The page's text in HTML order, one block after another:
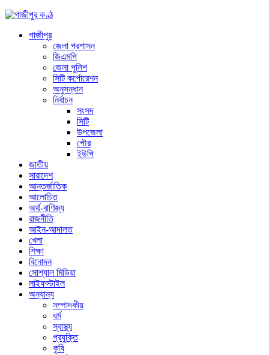
গাজীপুর
জেলা প্রশাসন
জিএমপি
জেলা পুলিশ
সিটি কর্পোরেশন
অনুসন্ধান
নির্বাচন
সংসদ
সিটি
উপজেলা
পৌর
ইউপি
জাতীয়
সারাদেশ
আন্তর্জাতিক
আলোচিত
অর্থ-বাণিজ্য
রাজনীতি
আইন-আদালত
খেলা
শিক্ষা
বিনোদন
সোশ্যাল মিডিয়া
লাইফস্টাইল
অন্যান্য
সম্পাদকীয়
ধর্ম
স্বাস্থ্য
প্রযুক্তি
কৃষি